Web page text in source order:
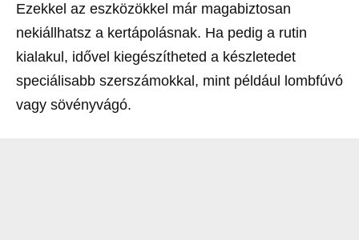
Ezekkel az eszközökkel már magabiztosan
nekiállhatsz a kertápolásnak. Ha pedig a rutin
kialakul, idővel kiegészítheted a készletedet
speciálisabb szerszámokkal, mint például lombfúvó
vagy sövényvágó.